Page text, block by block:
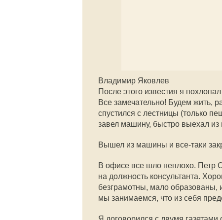
Владимир Яковлев
После этого известия я
Все замечательно! Будем жить,
спустился с лестницы (только
завел машину, быстро выехал из
Вышел из машины и все-таки
В офисе все шло неплохо. Петр
на должность консультанта.
безграмотны, мало образованы,
мы занимаемся, что из себя